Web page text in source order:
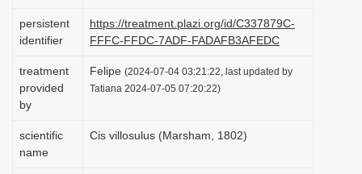
i
n
persistent
identifier
https://treatment.plazi.org/id/C337879C-
FFFC-FFDC-7ADF-FADAFB3AFEDC
treatment
provided
by
Felipe (2024-07-04 03:21:22, last updated by
Tatiana 2024-07-05 07:20:22)
scientific
name
Cis villosulus (Marsham, 1802)